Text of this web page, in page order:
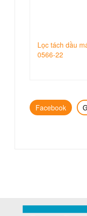
Lọc tách dầu
0566-22
Facebook